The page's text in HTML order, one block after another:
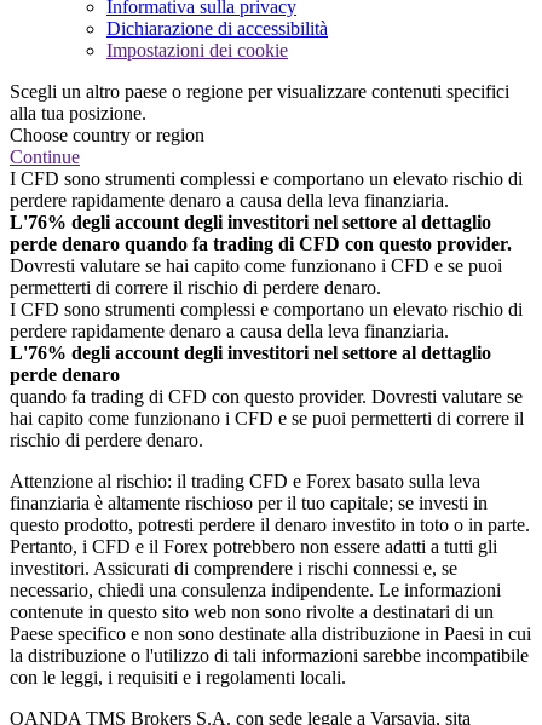
Informativa sulla privacy
Dichiarazione di accessibilità
Impostazioni dei cookie
Scegli un altro paese o regione per visualizzare contenuti specifici
alla tua posizione.
Choose country or region
Continue
I CFD sono strumenti complessi e comportano un elevato rischio di
perdere rapidamente denaro a causa della leva finanziaria.
L'76% degli account degli investitori nel settore al dettaglio
perde denaro quando fa trading di CFD con questo provider.
Dovresti valutare se hai capito come funzionano i CFD e se puoi
permetterti di correre il rischio di perdere denaro.
I CFD sono strumenti complessi e comportano un elevato rischio di
perdere rapidamente denaro a causa della leva finanziaria.
L'76% degli account degli investitori nel settore al dettaglio
perde denaro
quando fa trading di CFD con questo provider. Dovresti valutare se
hai capito come funzionano i CFD e se puoi permetterti di correre il
rischio di perdere denaro.
Attenzione al rischio: il trading CFD e Forex basato sulla leva
finanziaria è altamente rischioso per il tuo capitale; se investi in
questo prodotto, potresti perdere il denaro investito in toto o in parte.
Pertanto, i CFD e il Forex potrebbero non essere adatti a tutti gli
investitori. Assicurati di comprendere i rischi connessi e, se
necessario, chiedi una consulenza indipendente. Le informazioni
contenute in questo sito web non sono rivolte a destinatari di un
Paese specifico e non sono destinate alla distribuzione in Paesi in cui
la distribuzione o l'utilizzo di tali informazioni sarebbe incompatibile
con le leggi, i requisiti e i regolamenti locali.
OANDA TMS Brokers S.A. con sede legale a Varsavia, sita